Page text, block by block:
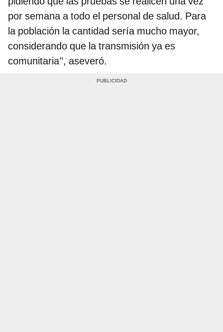
por semana a todo el personal de salud. Para
la población la cantidad sería mucho mayor,
considerando que la transmisión ya es
comunitaria’’, aseveró.